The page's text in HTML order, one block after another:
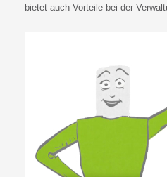
bietet auch Vorteile bei der